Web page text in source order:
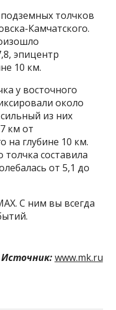
толчков
Камчатского.
эпицентр
10 км.
у восточного
около
из них
км от
на глубине 10 км.
составила
от 5,1 до
С ним вы всегда
Источник: www.mk.ru